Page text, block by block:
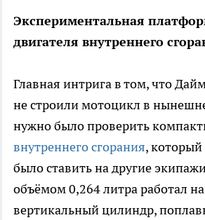
Экспериментальная
двигателя внутреннего
Главная интрига в том, что
не строили мотоцикл в
нужно было проверить
внутреннего сгорания,
было ставить на другие
объёмом 0,264 литра работал
вертикальный цилиндр,